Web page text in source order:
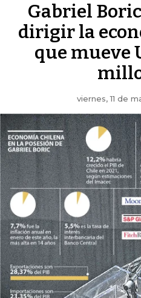
Gabriel
dirigir la
que mueve
viernes, 11 de